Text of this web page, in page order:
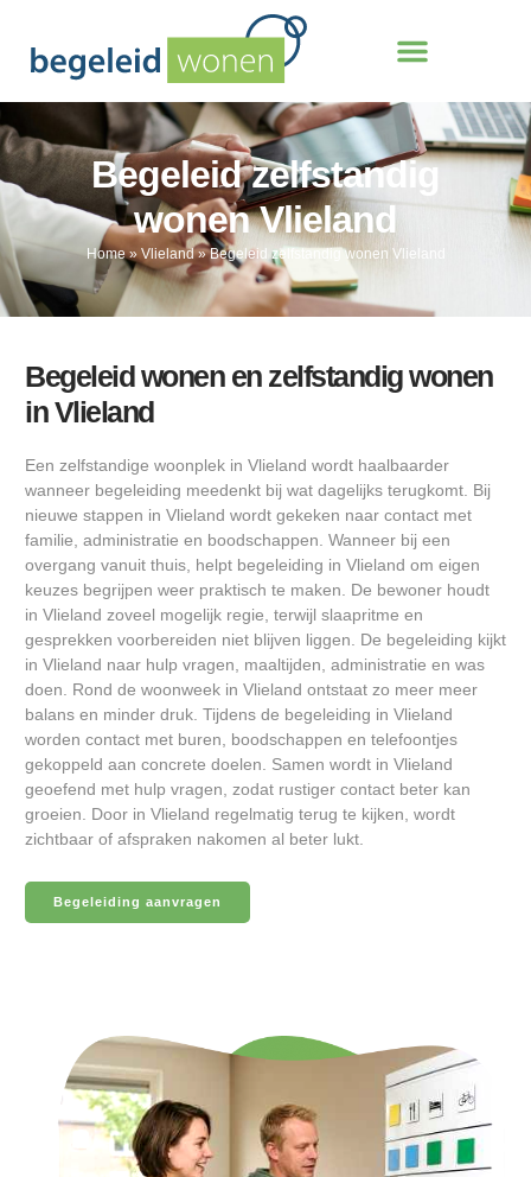
Begeleid zelfstandig
wonen Vlieland
Home» Vlieland»Begeleid zelfstandig wonen Vlieland
Begeleid wonen en zelfstandig wonen
in Vlieland
Een zelfstandige woonplek in Vlieland wordt haalbaarder
wanneer begeleiding meedenkt bij wat dagelijks terugkomt. Bij
nieuwe stappen in Vlieland wordt gekeken naar contact met
familie, administratie en boodschappen. Wanneer bij een
overgang vanuit thuis, helpt begeleiding in Vlieland om eigen
keuzes begrijpen weer praktisch te maken. De bewoner houdt
in Vlieland zoveel mogelijk regie, terwijl slaapritme en
gesprekken voorbereiden niet blijven liggen. De begeleiding kijkt
in Vlieland naar hulp vragen, maaltijden, administratie en was
doen. Rond de woonweek in Vlieland ontstaat zo meer meer
balans en minder druk. Tijdens de begeleiding in Vlieland
worden contact met buren, boodschappen en telefoontjes
gekoppeld aan concrete doelen. Samen wordt in Vlieland
geoefend met hulp vragen, zodat rustiger contact beter kan
groeien. Door in Vlieland regelmatig terug te kijken, wordt
zichtbaar of afspraken nakomen al beter lukt.
Begeleiding aanvragen